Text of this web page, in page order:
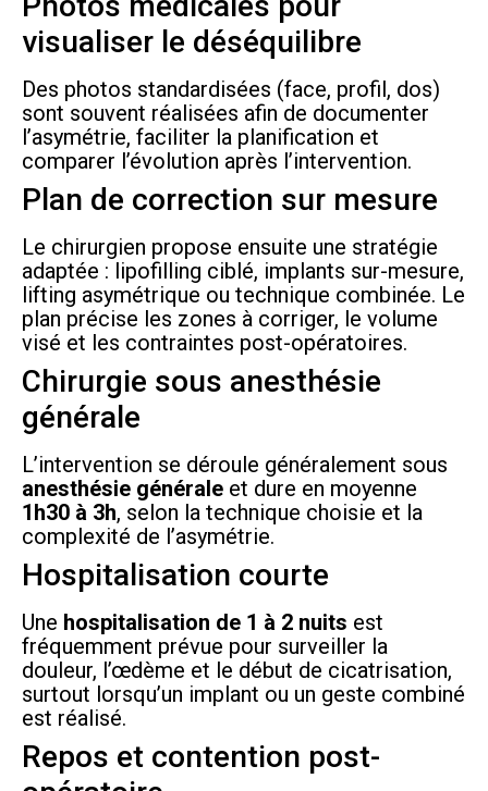
visualiser le déséquilibre
Des photos standardisées (face, profil, dos)
sont souvent réalisées afin de documenter
l’asymétrie, faciliter la planification et
comparer l’évolution après l’intervention.
Plan de correction sur mesure
Le chirurgien propose ensuite une stratégie
adaptée : lipofilling ciblé, implants sur-mesure,
lifting asymétrique ou technique combinée. Le
plan précise les zones à corriger, le volume
visé et les contraintes post-opératoires.
Chirurgie sous anesthésie
générale
L’intervention se déroule généralement sous
anesthésie générale et dure en moyenne
1h30 à 3h, selon la technique choisie et la
complexité de l’asymétrie.
Hospitalisation courte
Une hospitalisation de 1 à 2 nuits est
fréquemment prévue pour surveiller la
douleur, l’œdème et le début de cicatrisation,
surtout lorsqu’un implant ou un geste combiné
est réalisé.
Repos et contention post-